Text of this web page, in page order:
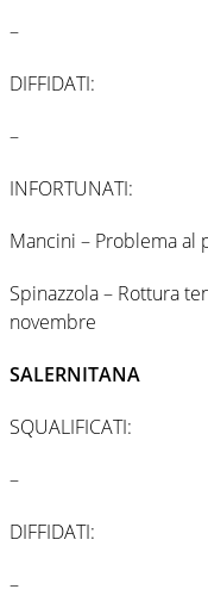
–
DIFFIDATI:
–
INFORTUNATI:
Mancini – Problema al
Spinazzola – Rottura
novembre
SALERNITANA
SQUALIFICATI:
–
DIFFIDATI:
–